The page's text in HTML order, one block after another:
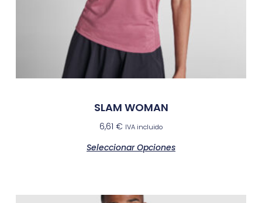
SLAM WOMAN
6,61 € IVA incluido
Seleccionar Opciones